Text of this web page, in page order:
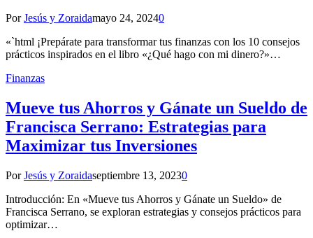
Por Jesús y Zoraidamayo 24, 20240
«`html ¡Prepárate para transformar tus finanzas con los 10 consejos
prácticos inspirados en el libro «¿Qué hago con mi dinero?»…
Finanzas
Mueve tus Ahorros y Gánate un Sueldo de
Francisca Serrano: Estrategias para
Maximizar tus Inversiones
Por Jesús y Zoraidaseptiembre 13, 20230
Introducción: En «Mueve tus Ahorros y Gánate un Sueldo» de
Francisca Serrano, se exploran estrategias y consejos prácticos para
optimizar…